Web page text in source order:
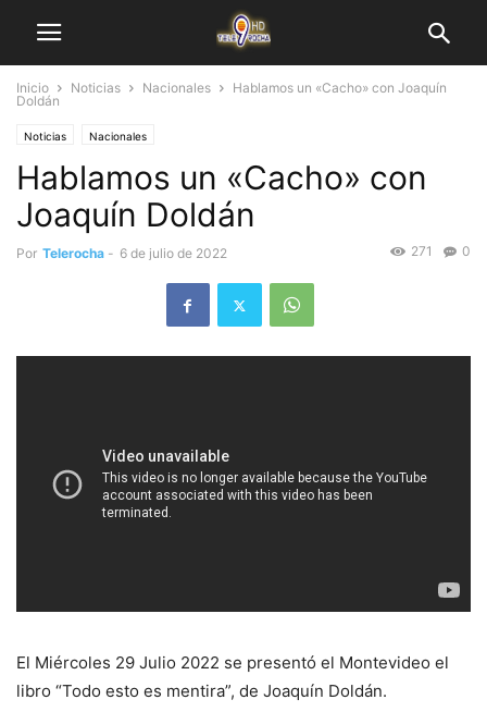
Inicio Noticias Nacionales
Hablamos un «Cacho» con Joaquín
Doldán
Noticias Nacionales
Hablamos un «Cacho» con
Joaquín Doldán
Por Telerocha - 6 de julio de 2022 0
271
El Miércoles 29 Julio 2022 se presentó el Montevideo el
libro “Todo esto es mentira”, de Joaquín Doldán.